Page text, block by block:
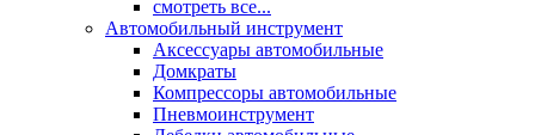
смотреть все...
Автомобильный инструмент
Аксессуары автомобильные
Домкраты
Компрессоры автомобильные
Пневмоинструмент